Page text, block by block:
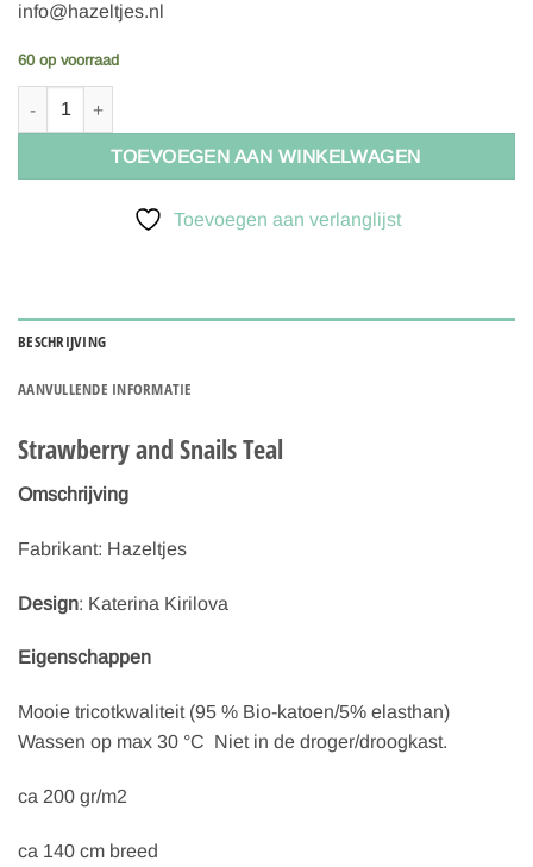
info@hazeltjes.nl
60 op voorraad
TOEVOEGEN AAN WINKELWAGEN
Toevoegen aan verlanglijst
BESCHRIJVING
AANVULLENDE INFORMATIE
Strawberry and Snails Teal
Omschrijving
Fabrikant: Hazeltjes
Design: Katerina Kirilova
Eigenschappen
Mooie tricotkwaliteit (95 % Bio-katoen/5% elasthan)
Wassen op max 30 °C Niet in de droger/droogkast.
ca 200 gr/m2
ca 140 cm breed